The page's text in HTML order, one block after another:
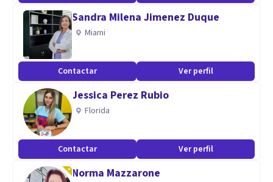
Sandra Milena Jimenez Duque
Miami
Contactar Ver perfil
Jessica Perez Rubio
Florida
Contactar Ver perfil
Norma Mazzarone